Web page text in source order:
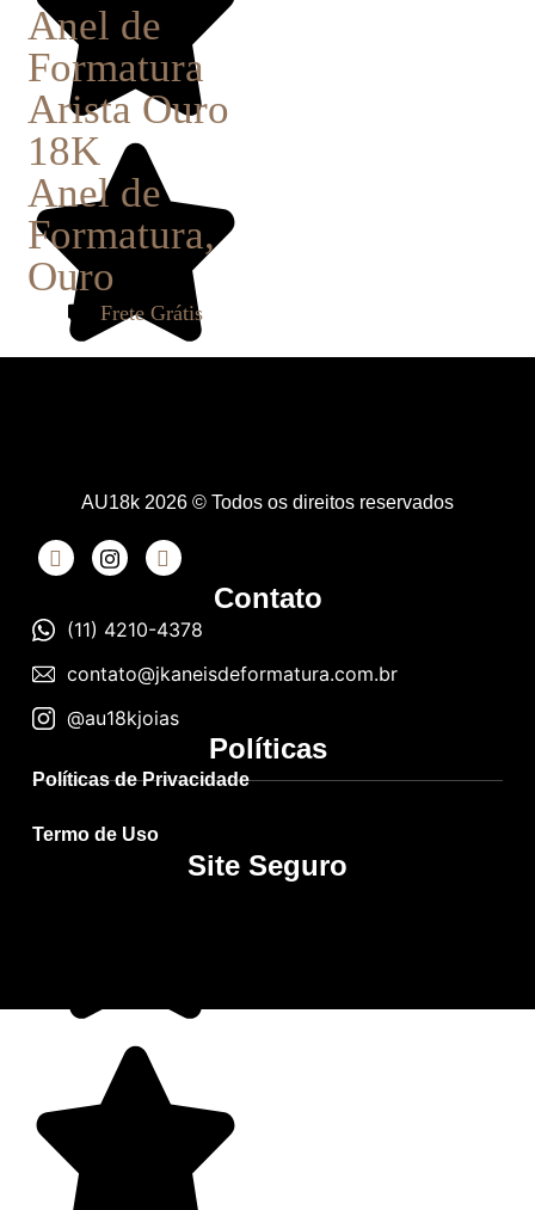
Anel de
Formatura
Arista Ouro
18K
Anel de
Formatura,
Ouro
Frete Grátis
AU18k 2026 © Todos os direitos reservados
Contato
(11) 4210-4378
contato@jkaneisdeformatura.com.br
@au18kjoias
Políticas
Políticas de Privacidade
Termo de Uso
Site Seguro